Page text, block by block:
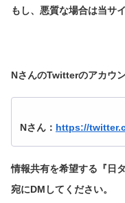
もし、悪質な場合は当サ
NさんのTwitterのアカウ
Nさん： https://
情報共有を希望する『日
宛にDMしてください。